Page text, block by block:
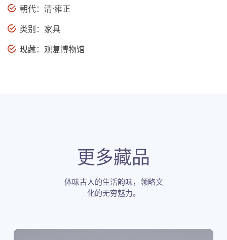
朝代：清·雍正
类别：家具
现藏：观复博物馆
更多藏品
体味古人的生活韵味，领略文
化的无穷魅力。